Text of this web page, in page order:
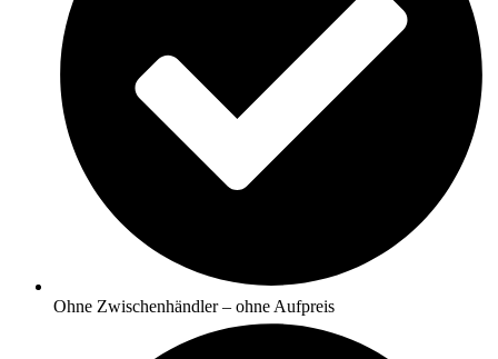
Ohne Zwischenhändler – ohne Aufpreis